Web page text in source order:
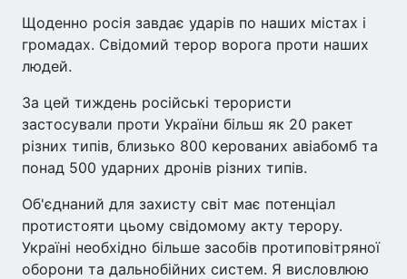
Щоденно росія завдає ударів по наших містах і
громадах. Свідомий терор ворога проти наших
людей.
За цей тиждень російські терористи
застосували проти України більш як 20 ракет
різних типів, близько 800 керованих авіабомб та
понад 500 ударних дронів різних типів.
Об'єднаний для захисту світ має потенціал
протистояти цьому свідомому акту терору.
Україні необхідно більше засобів протиповітряної
оборони та дальнобійних систем. Я висловлюю